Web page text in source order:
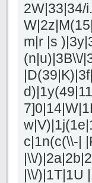
2W|33|34/
m|r |s
(n|u)|3B\\/
c|1n(c(\\-|
|\\/
|\\/)|1T|1U